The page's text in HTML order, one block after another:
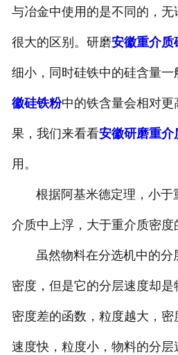
与冶金中使用的是不同的，
很大的区别。研磨安徽重介质
细小，同时硅铁中的硅含量一
徽硅铁粉中的铁含量会相对
果，我们来看看安徽研磨重介
用。
根据阿基米德定理，小于
介质中上浮，大于重介质密度
虽然物料在分选机中的分
密度，但是它的分层速度却
密度差的函数，粒度越大，
速度快，粒度小，物料的分